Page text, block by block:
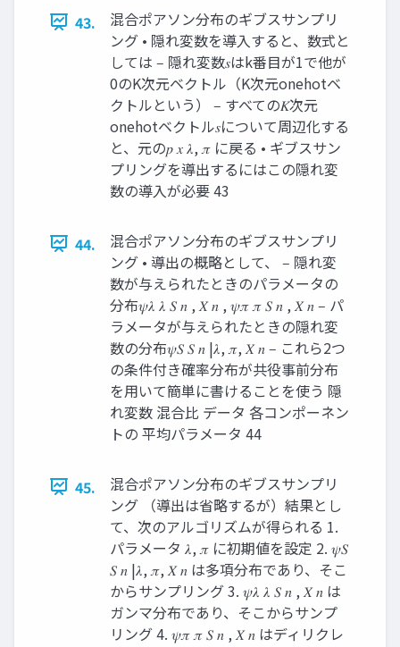
43.
混合ポアソン分布のギブスサンプリ
ング • 隠れ変数を導入すると、数式と
しては ‒ 隠れ変数𝑠はk番目が1で他が
0のK次元ベクトル（K次元onehotベ
クトルという） ‒ すべての𝐾次元
onehotベクトル𝑠について周辺化する
と、元の𝑝 𝑥 𝜆, 𝜋 に戻る • ギブスサン
プリングを導出するにはこの隠れ変
数の導入が必要 43
44.
混合ポアソン分布のギブスサンプリ
ング • 導出の概略として、 ‒ 隠れ変
数が与えられたときのパラメータの
分布𝜓𝜆 𝜆 𝑆 𝑛 , 𝑋 𝑛 , 𝜓𝜋 𝜋 𝑆 𝑛 , 𝑋 𝑛 ‒ パ
ラメータが与えられたときの隠れ変
数の分布𝜓𝑆 𝑆 𝑛 |𝜆, 𝜋, 𝑋 𝑛 ‒ これら2つ
の条件付き確率分布が共役事前分布
を用いて簡単に書けることを使う 隠
れ変数 混合比 データ 各コンポーネン
トの 平均パラメータ 44
45.
混合ポアソン分布のギブスサンプリ
ング （導出は省略するが）結果とし
て、次のアルゴリズムが得られる 1.
パラメータ 𝜆, 𝜋 に初期値を設定 2. 𝜓𝑆
𝑆 𝑛 |𝜆, 𝜋, 𝑋 𝑛 は多項分布であり、そこ
からサンプリング 3. 𝜓𝜆 𝜆 𝑆 𝑛 , 𝑋 𝑛 は
ガンマ分布であり、そこからサンプ
リング 4. 𝜓𝜋 𝜋 𝑆 𝑛 , 𝑋 𝑛 はディリクレ